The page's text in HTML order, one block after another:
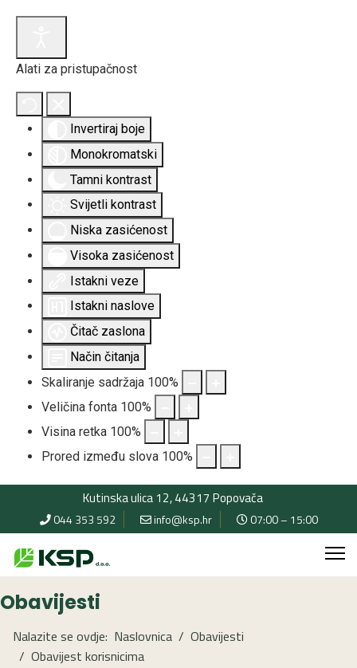
Alati za pristupačnost
Invertiraj boje
Monokromatski
Tamni kontrast
Svijetli kontrast
Niska zasićenost
Visoka zasićenost
Istakni veze
Istakni naslove
Čitač zaslona
Način čitanja
Skaliranje sadržaja 100%
Veličina fonta 100%
Visina retka 100%
Prored između slova 100%
Kutinska ulica 12, 44317 Popovača
044 353 592 info@ksp.hr 07:00 – 15:00
Obavijesti
Nalazite se ovdje: Naslovnica
Obavijesti
Obavijest korisnicima